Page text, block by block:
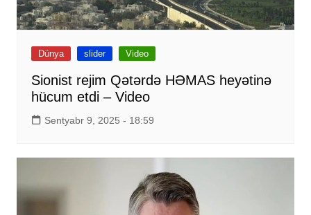
Dünya slider Video
Sionist rejim Qətərdə HƏMAS heyətinə
hücum etdi – Video
Sentyabr 9, 2025 - 18:59